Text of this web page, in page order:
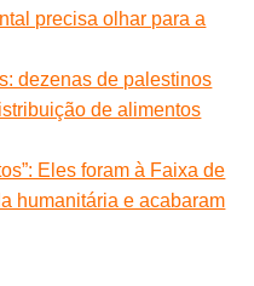
precisa olhar para a
dezenas de palestinos
de alimentos
Eles foram à Faixa de
humanitária e acabaram